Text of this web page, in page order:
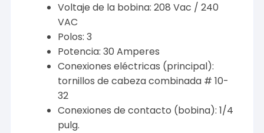
Voltaje de la bobina: 208 Vac / 240
VAC
Polos: 3
Potencia: 30 Amperes
Conexiones eléctricas (principal):
tornillos de cabeza combinada # 10-
32
Conexiones de contacto (bobina): 1/4
pulg.